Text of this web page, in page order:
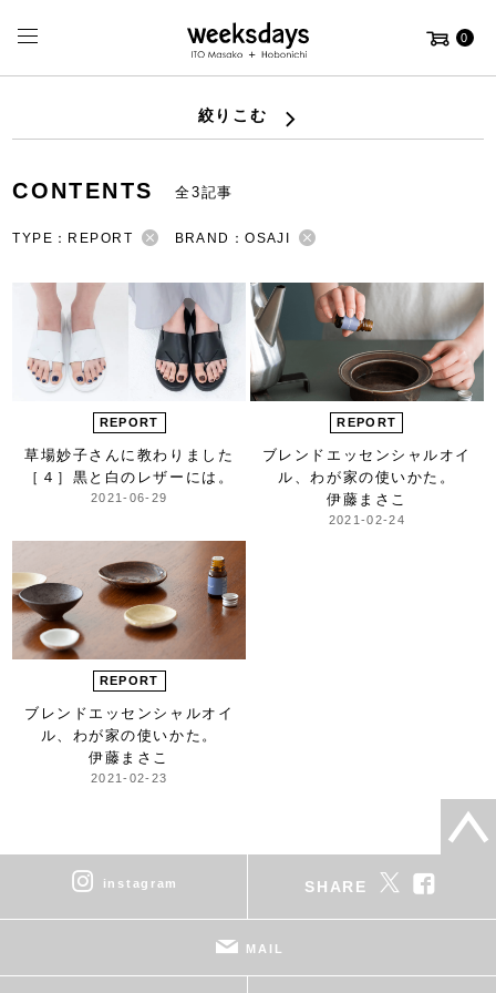
0
絞りこむ
CONTENTS 全3記事
TYPE：REPORT BRAND：OSAJI
REPORT
草場妙子さんに教わりました
［４］ 黒と白のレザーには。
2021-06-29
REPORT
ブレンドエッセンシャルオイ
ル、 わが家の使いかた。
伊藤まさこ
2021-02-24
REPORT
ブレンドエッセンシャルオイ
ル、 わが家の使いかた。
伊藤まさこ
2021-02-23
instagram SHARE
MAIL